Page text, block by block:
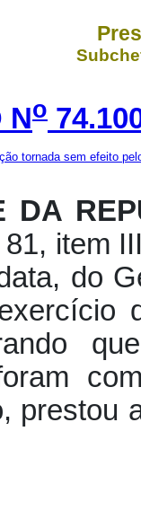
No
tornada sem efeito
DA
81, item
do
prestou